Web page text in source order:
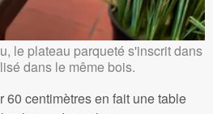
le plateau parqueté s'inscrit dans
dans le même bois.
60 centimètres en fait une table